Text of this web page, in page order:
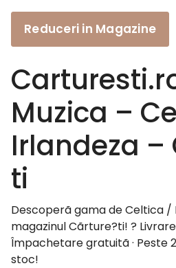
Reduceri in Magazine
Muzica –
Irlandeza –
ti
Descoperã gama de Celtica /
magazinul Cãrture?ti! ?
Împachetare gratuitã · Peste
stoc!